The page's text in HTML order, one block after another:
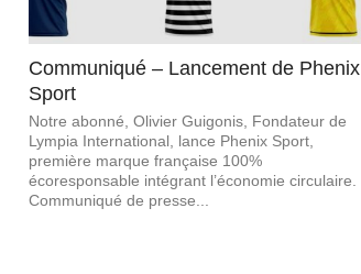
Communiqué – Lancement de Phenix
Sport
Notre abonné, Olivier Guigonis, Fondateur de
Lympia International, lance Phenix Sport,
première marque française 100%
écoresponsable intégrant l’économie circulaire.
Communiqué de presse...